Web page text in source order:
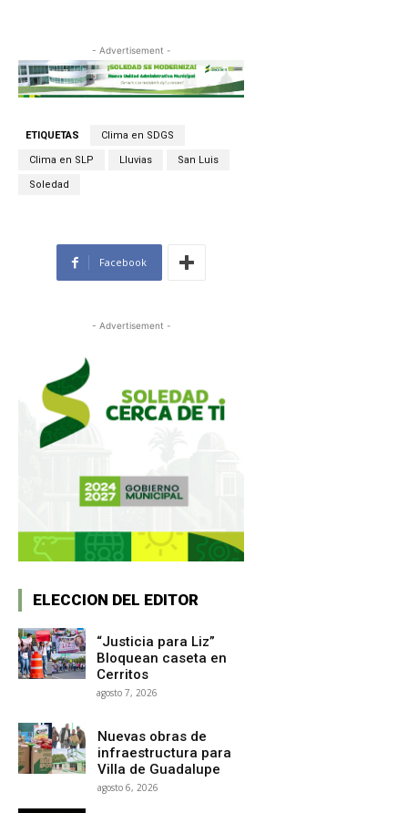
- Advertisement -
ETIQUETAS Clima en SDGS
Clima en SLP Lluvias San Luis
Soledad
Facebook
- Advertisement -
ELECCION DEL EDITOR
“Justicia para Liz”
Bloquean caseta en
Cerritos
agosto 7, 2026
Nuevas obras de
infraestructura para
Villa de Guadalupe
agosto 6, 2026